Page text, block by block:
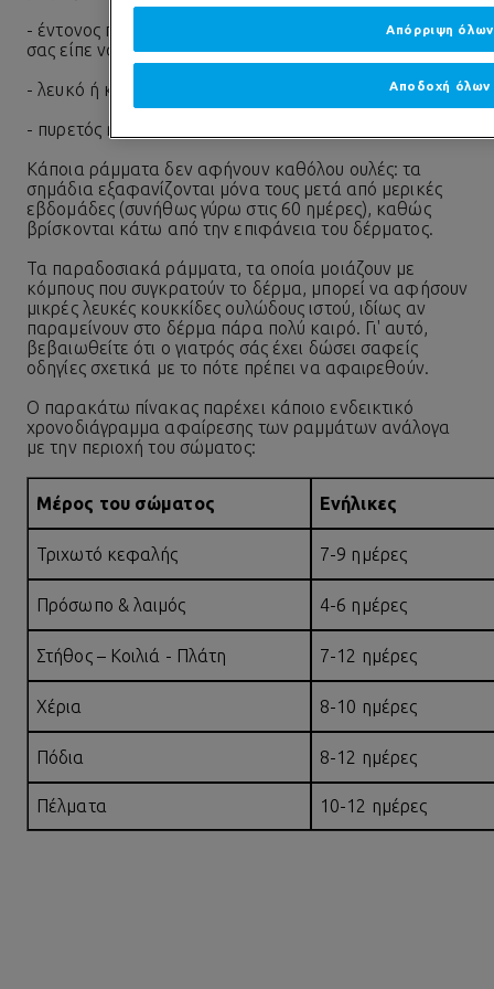
- έντονος πόνος, χειρότερος από αυτόν που ο γιατρός
σας είπε να αναμένετε
- λευκό ή κίτρινο πύον που διαρρέει από το τραύμα
- πυρετός ή γενικότερα αδιαθεσία
Κάποια ράμματα δεν αφήνουν καθόλου ουλές: τα
σημάδια εξαφανίζονται μόνα τους μετά από μερικές
εβδομάδες (συνήθως γύρω στις 60 ημέρες), καθώς
βρίσκονται κάτω από την επιφάνεια του δέρματος.
Τα παραδοσιακά ράμματα, τα οποία μοιάζουν με
κόμπους που συγκρατούν το δέρμα, μπορεί να αφήσουν
μικρές λευκές κουκκίδες ουλώδους ιστού, ιδίως αν
παραμείνουν στο δέρμα πάρα πολύ καιρό. Γι' αυτό,
βεβαιωθείτε ότι ο γιατρός σάς έχει δώσει σαφείς
οδηγίες σχετικά με το πότε πρέπει να αφαιρεθούν.
Ο παρακάτω πίνακας παρέχει κάποιο ενδεικτικό
χρονοδιάγραμμα αφαίρεσης των ραμμάτων ανάλογα
με την περιοχή του σώματος:
Μέρος του σώματος Ενήλικες
Τριχωτό κεφαλής 7-9 ημέρες
Πρόσωπο & λαιμός 4-6 ημέρες
Στήθος – Κοιλιά - Πλάτη 7-12 ημέρες
Χέρια 8-10 ημέρες
Πόδια 8-12 ημέρες
Πέλματα 10-12 ημέρες
Απόρριψη όλων
Αποδοχή όλων